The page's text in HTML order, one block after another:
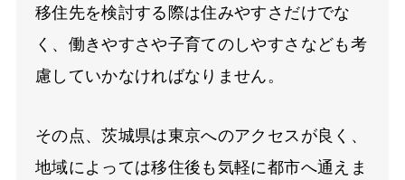
移住先を検討する際は住みやすさだけでな
く、働きやすさや子育てのしやすさなども考
慮していかなければなりません。
その点、茨城県は東京へのアクセスが良く、
地域によっては移住後も気軽に都市へ通えま